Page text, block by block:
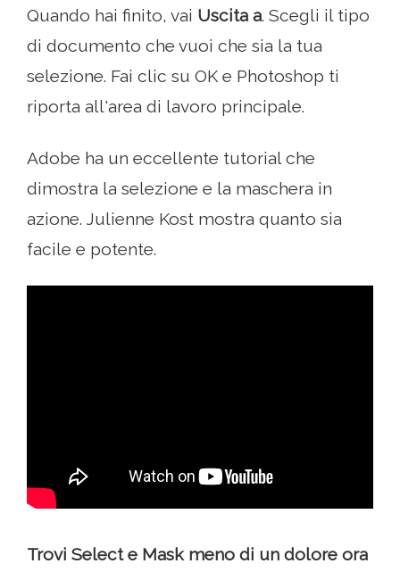
Quando hai finito, vai Uscita a. Scegli il tipo
di documento che vuoi che sia la tua
selezione. Fai clic su OK e Photoshop ti
riporta all'area di lavoro principale.
Adobe ha un eccellente tutorial che
dimostra la selezione e la maschera in
azione. Julienne Kost mostra quanto sia
facile e potente.
Trovi Select e Mask meno di un dolore ora